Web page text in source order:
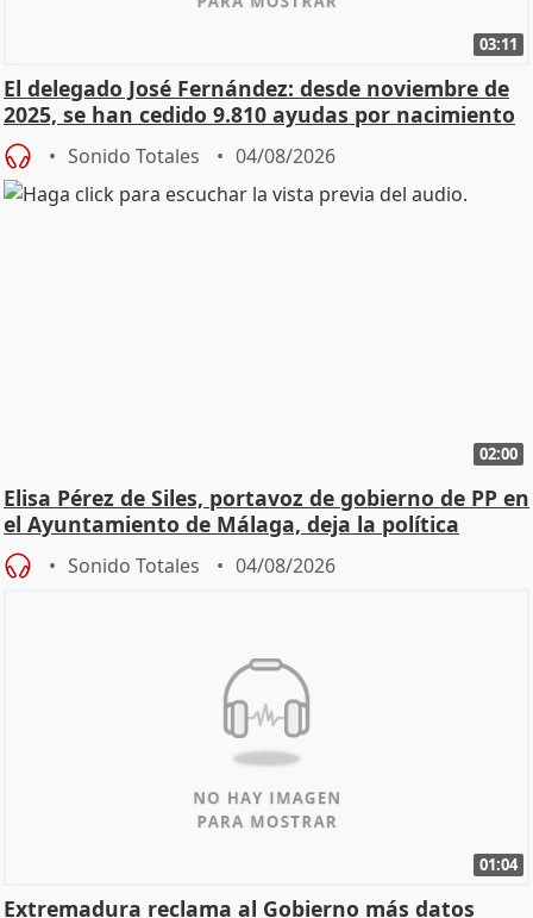
03:11
El delegado José Fernández: desde noviembre de
2025, se han cedido 9.810 ayudas por nacimiento
Sonido Totales 04/08/2026
02:00
Elisa Pérez de Siles, portavoz de gobierno de PP en
el Ayuntamiento de Málaga, deja la política
Sonido Totales 04/08/2026
01:04
Extremadura reclama al Gobierno más datos